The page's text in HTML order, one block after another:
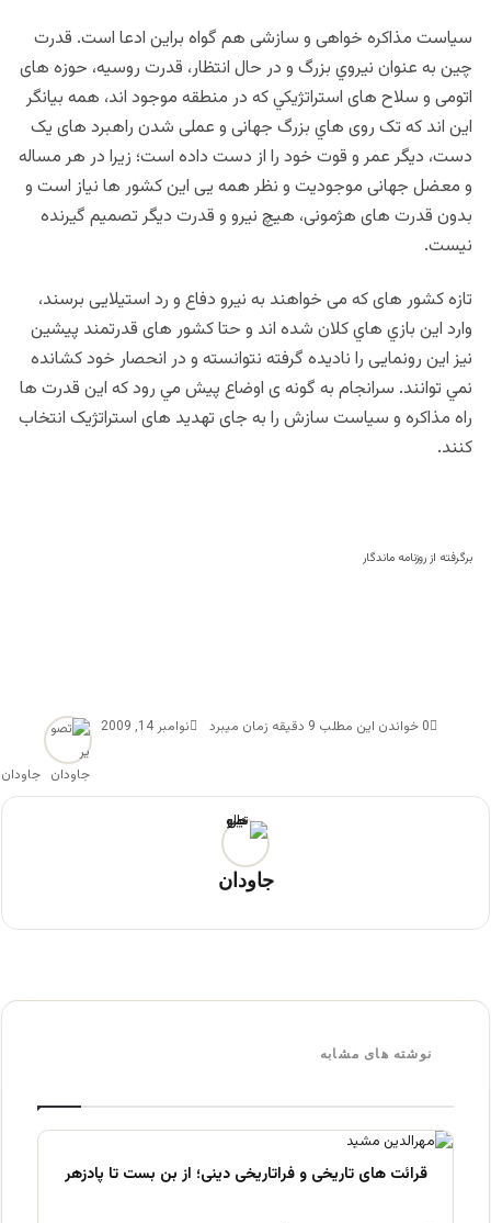
سیاست مذاکره خواهی و سازشی هم گواه براين ادعا است. قدرت
چین به عنوان نیروي بزرگ و در حال انتظار، قدرت روسیه، حوزه های
اتومی و سلاح های استراتژیکي که در منطقه موجود اند، همه بیانگر
این اند که تک روی هاي بزرگ جهانی و عملی شدن راهبرد های یک
دست، دیگر عمر و قوت خود را از دست داده است؛ زيرا در هر مساله
و معضل جهانی موجودیت و نظر همه یی این کشور ها نیاز است و
بدون قدرت های هژمونی، هیچ نیرو و قدرت دیگر تصمیم گیرنده
نیست.
تازه کشور های که می خواهند به نیرو دفاع و رد استیلایی برسند،
وارد اين بازي هاي كلان شده اند و حتا کشور های قدرتمند پیشین
نيز این رونمایی را نادیده گرفته نتوانسته و در انحصار خود كشانده
نمي توانند. سرانجام به گونه ی اوضاع پيش مي رود که اين قدرت ها
راه مذاکره و سیاست سازش را به جای تهدید های استراتژیک انتخاب
كنند.
برگرفته از روزنامه ماندگار
جاودان
نوامبر 14, 2009 0 خواندن این مطلب 9 دقیقه زمان میبرد
جاودان
نوشته های مشابه